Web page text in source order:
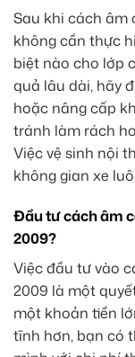
Sau khi cách âm
không cần thực
biệt nào cho lớp
quả lâu dài, hãy
hoặc nâng cấp
tránh làm rách
Việc vệ sinh nội
không gian xe
Đầu tư cách âm
2009?
Việc đầu tư vào
2009 là một
một khoản tiền
tĩnh hơn, bạn có